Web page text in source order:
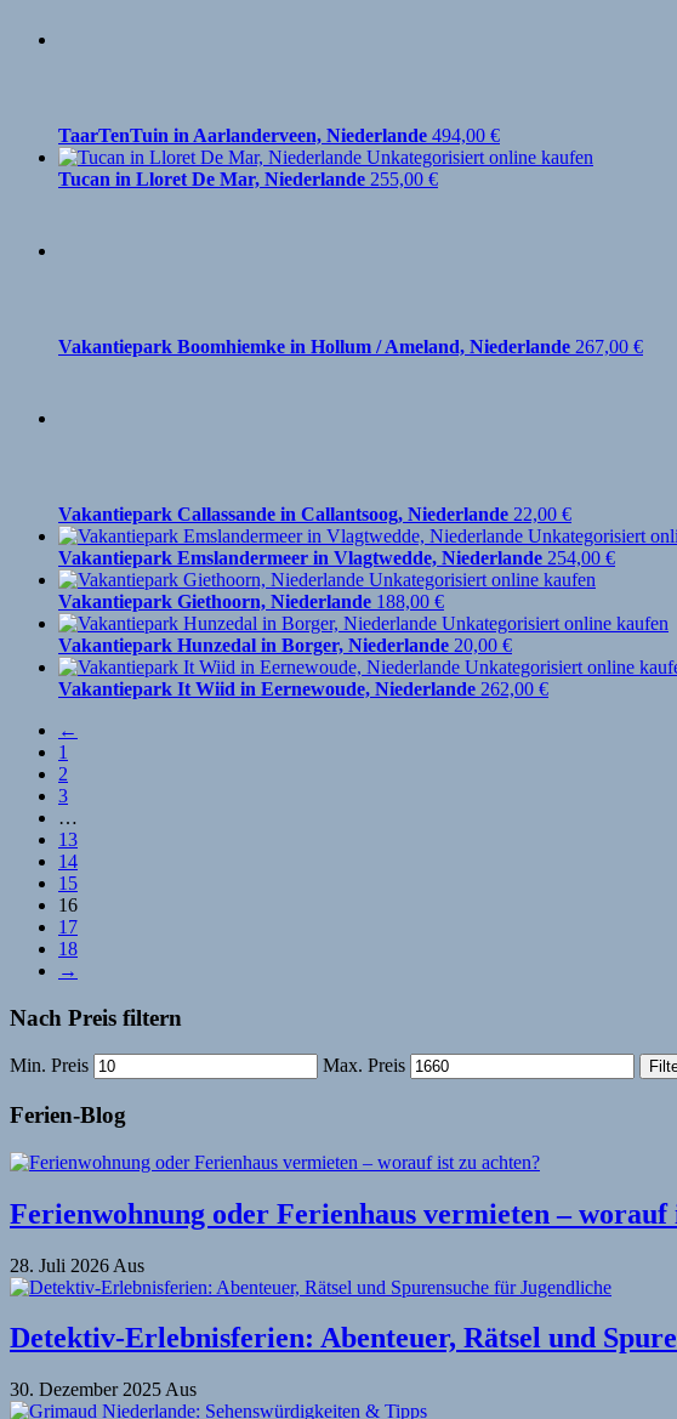
TaarTenTuin in Aarlanderveen, Niederlande 494,00 €
Tucan in Lloret De Mar, Niederlande 255,00 €
Vakantiepark Boomhiemke in Hollum / Ameland, Niederlande 267,00 €
Vakantiepark Callassande in Callantsoog, Niederlande 22,00 €
Vakantiepark Emslandermeer in Vlagtwedde, Niederlande 254,00 €
Vakantiepark Giethoorn, Niederlande 188,00 €
Vakantiepark Hunzedal in Borger, Niederlande 20,00 €
Vakantiepark It Wiid in Eernewoude, Niederlande 262,00 €
←
1
2
3
…
13
14
15
16
17
18
→
Nach Preis filtern
Min. Preis Max. Preis
Ferien-Blog
Ferienwohnung oder Ferienhaus vermieten – worauf
28. Juli 2026 Aus
Detektiv-Erlebnisferien: Abenteuer, Rätsel und
30. Dezember 2025 Aus